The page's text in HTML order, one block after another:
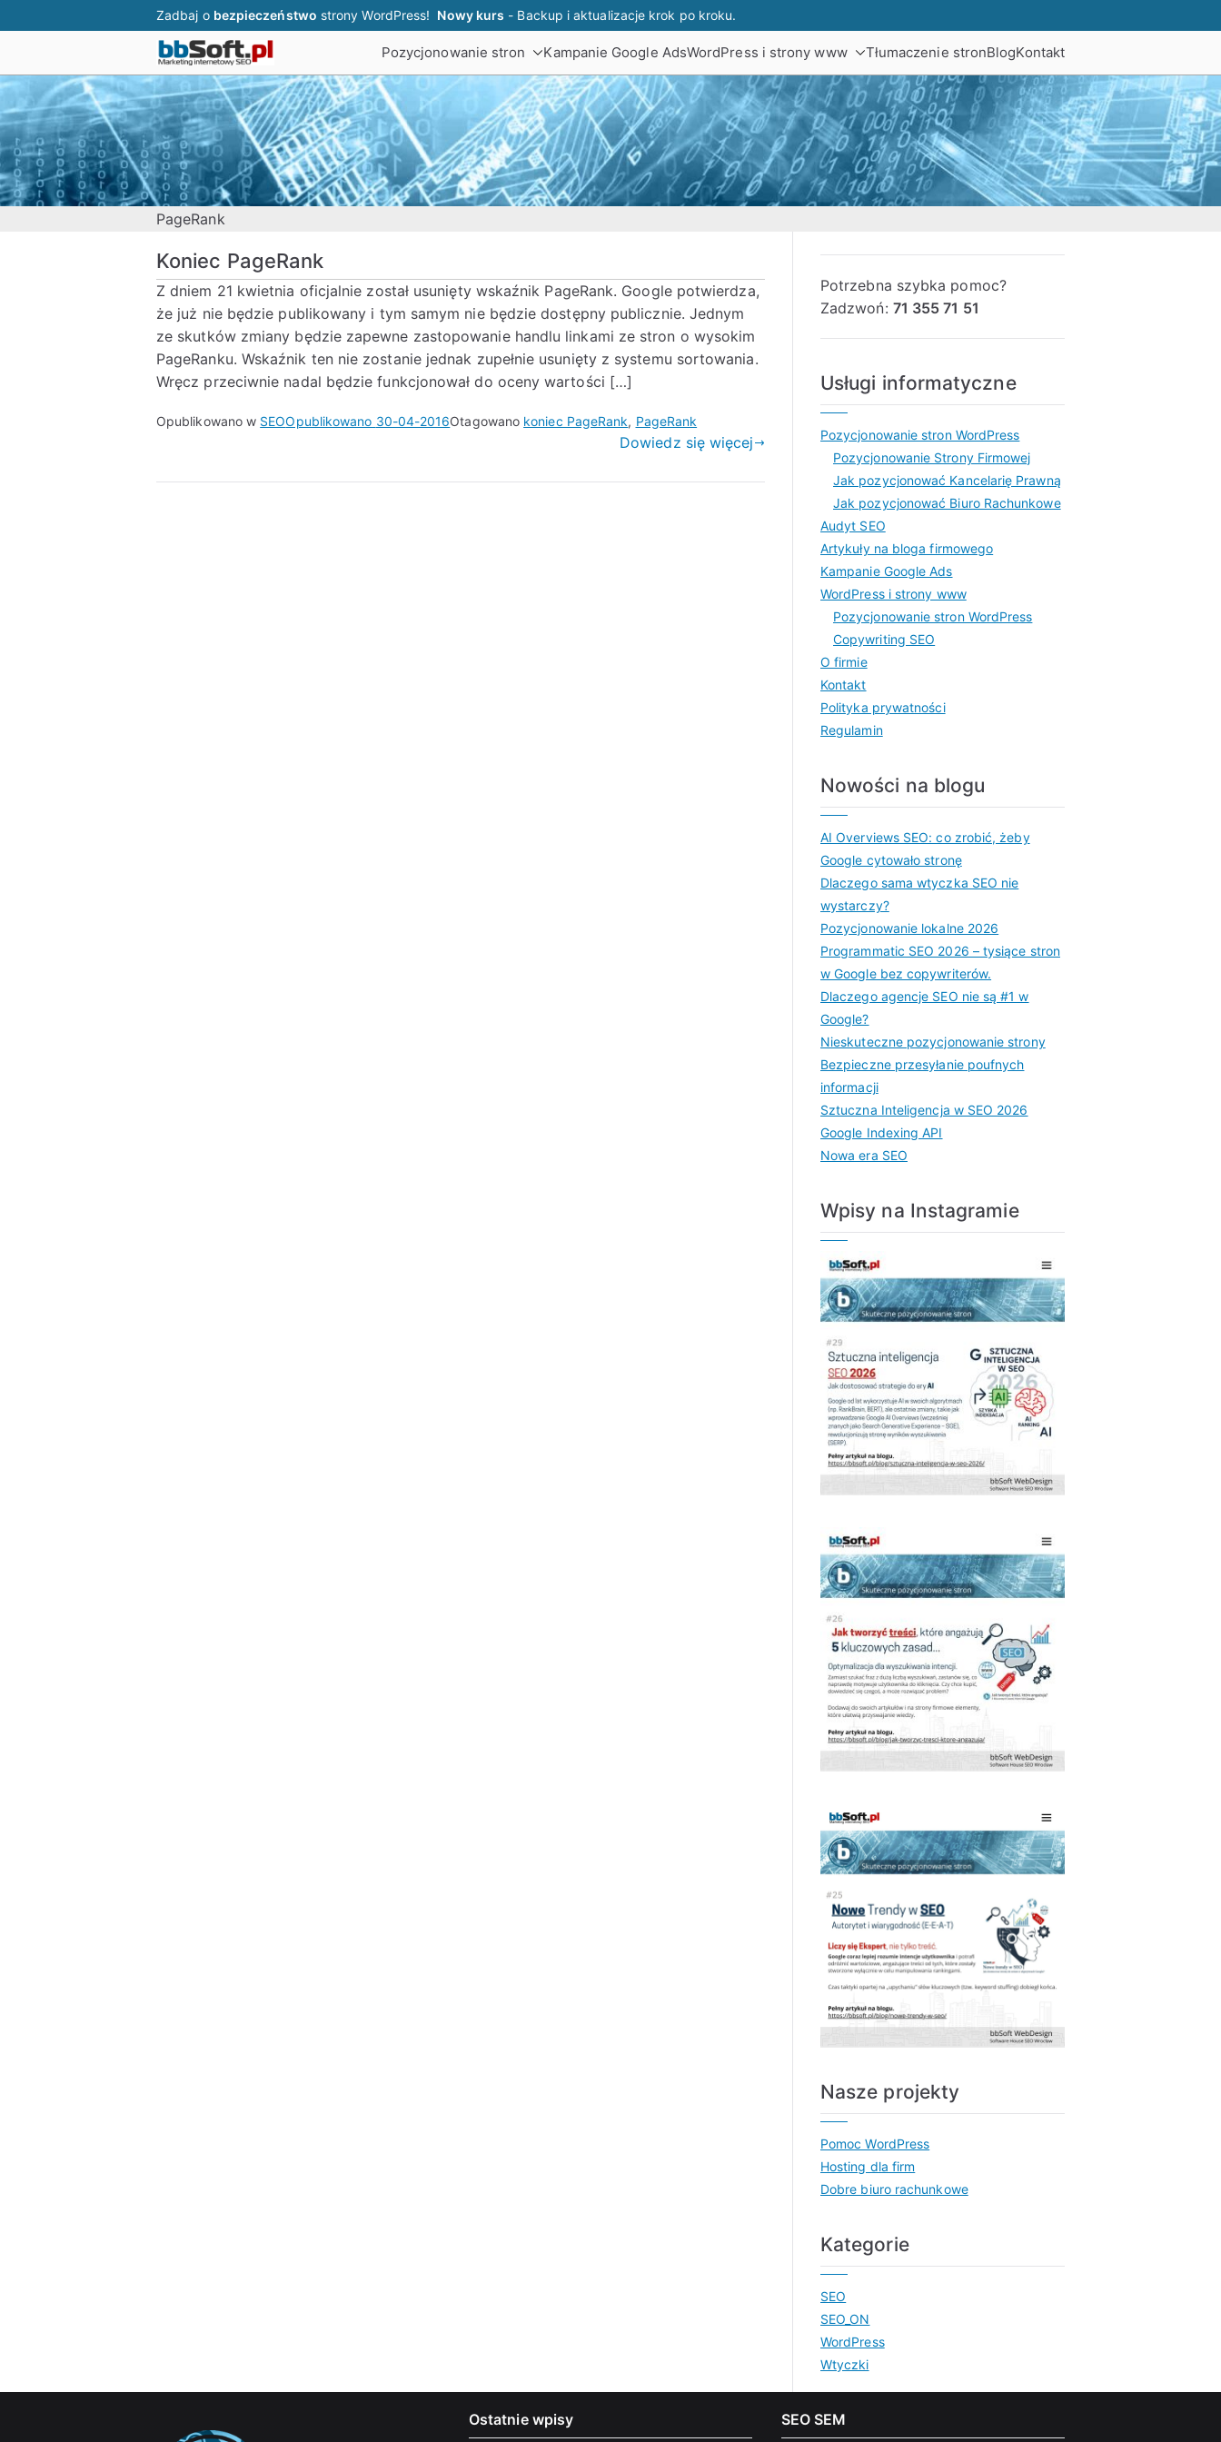
do
Zadbaj o bezpieczeństwo strony WordPress! Nowy kurs - Backup i aktualizacje krok po kroku.
bbSoft.pl
Pozycjonowanie stron internetowych SEO SEM. Indeksowanie stron, pomoc optymalizacja WordPress.
Pozycjonowanie stron Kampanie Google AdsWordPress i strony www Tłumaczenie stronBlogKontakt
PageRank
Koniec PageRank
Z dniem 21 kwietnia oficjalnie został usunięty wskaźnik PageRank. Google potwierdza,
że już nie będzie publikowany i tym samym nie będzie dostępny publicznie. Jednym
ze skutków zmiany będzie zapewne zastopowanie handlu linkami ze stron o wysokim
PageRanku. Wskaźnik ten nie zostanie jednak zupełnie usunięty z systemu sortowania.
Wręcz przeciwnie nadal będzie funkcjonował do oceny wartości […]
Opublikowano w SEOOpublikowano 30-04-2016Otagowano koniec PageRank, PageRank
Dowiedz się więcej
Potrzebna szybka pomoc?
Zadzwoń: 71 355 71 51
Usługi informatyczne
Pozycjonowanie stron WordPress
Pozycjonowanie Strony Firmowej
Jak pozycjonować Kancelarię Prawną
Jak pozycjonować Biuro Rachunkowe
Audyt SEO
Artykuły na bloga firmowego
Kampanie Google Ads
WordPress i strony www
Pozycjonowanie stron WordPress
Copywriting SEO
O firmie
Kontakt
Polityka prywatności
Regulamin
Nowości na blogu
AI Overviews SEO: co zrobić, żeby
Google cytowało stronę
Dlaczego sama wtyczka SEO nie
wystarczy?
Pozycjonowanie lokalne 2026
Programmatic SEO 2026 – tysiące stron
w Google bez copywriterów.
Dlaczego agencje SEO nie są #1 w
Google?
Nieskuteczne pozycjonowanie strony
Bezpieczne przesyłanie poufnych
informacji
Sztuczna Inteligencja w SEO 2026
Google Indexing API
Nowa era SEO
Wpisy na Instagramie
Nasze projekty
Pomoc WordPress
Hosting dla firm
Dobre biuro rachunkowe
Kategorie
SEO
SEO_ON
WordPress
Wtyczki
Ostatnie wpisy SEO SEM